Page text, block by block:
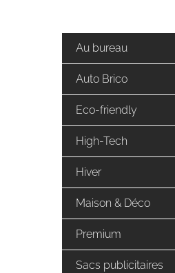
Au bureau
Auto Brico
Eco-friendly
High-Tech
Hiver
Maison & Déco
Premium
Sacs publicitaires